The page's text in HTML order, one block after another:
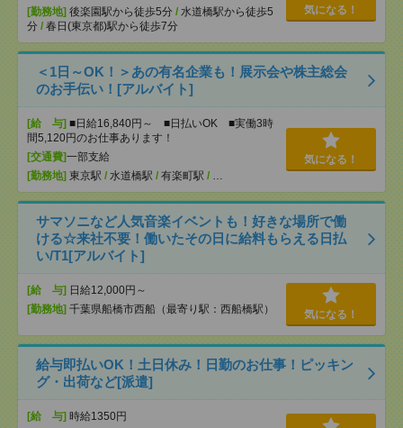
[勤務地] 後楽園駅から徒歩5分 / 水道橋駅から徒歩5
分 / 春日(東京都)駅から徒歩7分
気になる！
＜1日～OK！＞あの有名企業も！展示会や株主総会
のお手伝い！[アルバイト]
[給 与] ■日給16,840円～ ■日払いOK ■実働3時
間5,120円のお仕事あります！
[交通費]一部支給
[勤務地] 東京駅 / 水道橋駅 / 有楽町駅 / …
気になる！
サマソニなど人気音楽イベントも！好きな場所で働
ける☆来社不要！働いたその日に給料もらえる日払
い/T1[アルバイト]
[給 与] 日給12,000円～
[勤務地] 千葉県船橋市西船（最寄り駅：西船橋駅） 気になる！
給与即払いOK！土日休み！日勤のお仕事！ピッキン
グ・出荷など[派遣]
[給 与] 時給1350円